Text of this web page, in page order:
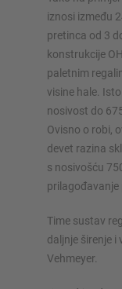
iznosi između
pretinca od 3
konstrukcije
paletnim
visine hale.
nosivost do
Ovisno o robi,
devet razina
s nosivošću
prilagođavanje
Time sustav
daljnje širenje
Vehmeyer.